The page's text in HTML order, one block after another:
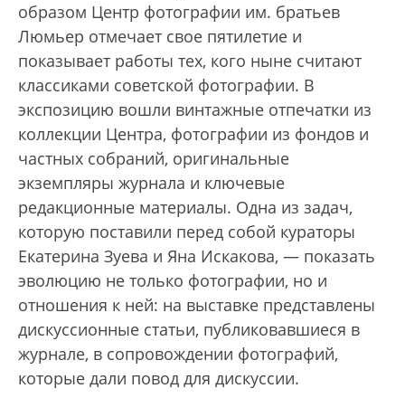
образом Центр фотографии им. братьев
Люмьер отмечает свое пятилетие и
показывает работы тех, кого ныне считают
классиками советской фотографии. В
экспозицию вошли винтажные отпечатки из
коллекции Центра, фотографии из фондов и
частных собраний, оригинальные
экземпляры журнала и ключевые
редакционные материалы. Одна из задач,
которую поставили перед собой кураторы
Екатерина Зуева и Яна Искакова, — показать
эволюцию не только фотографии, но и
отношения к ней: на выставке представлены
дискуссионные статьи, публиковавшиеся в
журнале, в сопровождении фотографий,
которые дали повод для дискуссии.